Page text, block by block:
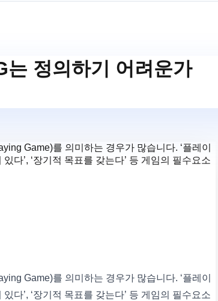
정의하기 어려운가
Game)를 의미하는 경우가 많습니다. ‘플레이
다’, ‘장기적 목표를 갖는다’ 등 게임의 필수요소
Game)를 의미하는 경우가 많습니다. ‘플레이
다’, ‘장기적 목표를 갖는다’ 등 게임의 필수요소